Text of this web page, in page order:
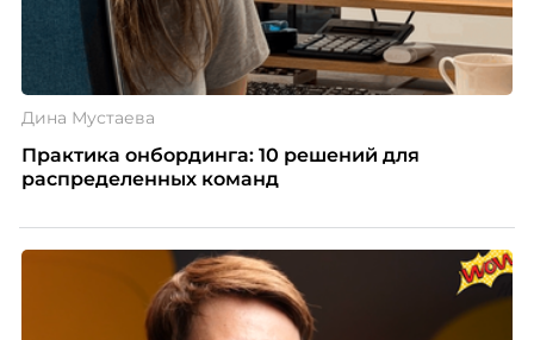
Дина Мустаева
Практика онбординга: 10 решений для
распределенных команд